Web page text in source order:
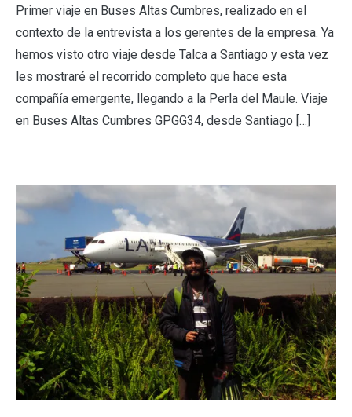
Primer viaje en Buses Altas Cumbres, realizado en el
contexto de la entrevista a los gerentes de la empresa. Ya
hemos visto otro viaje desde Talca a Santiago y esta vez
les mostraré el recorrido completo que hace esta
compañía emergente, llegando a la Perla del Maule. Viaje
en Buses Altas Cumbres GPGG34, desde Santiago […]